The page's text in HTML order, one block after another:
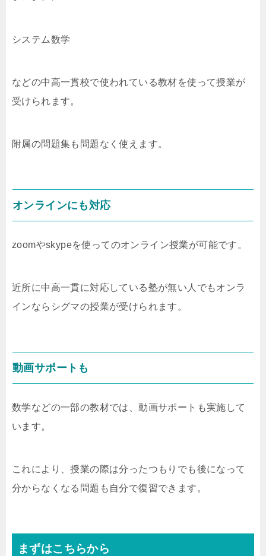
システム数学
などの中高一貫校で使われている教材を使って授業が
受けられます。
附属の問題集も問題なく使えます。
オンラインにも対応
zoomやskypeを使ってのオンライン授業が可能です。
近所に中高一貫に対応している塾が無い人でもオンラ
インならシグマの授業が受けられます。
動画サポートも
数学などの一部の教材では、動画サポートも実施して
います。
これにより、授業の際は分ったつもりでも後になって
分からなくなる問題も自分で復習できます。
まずはこちらから